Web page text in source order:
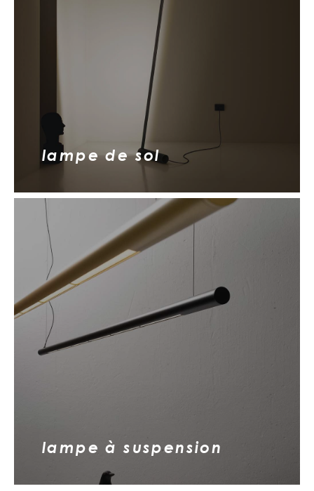
lampe de sol
lampe à suspension